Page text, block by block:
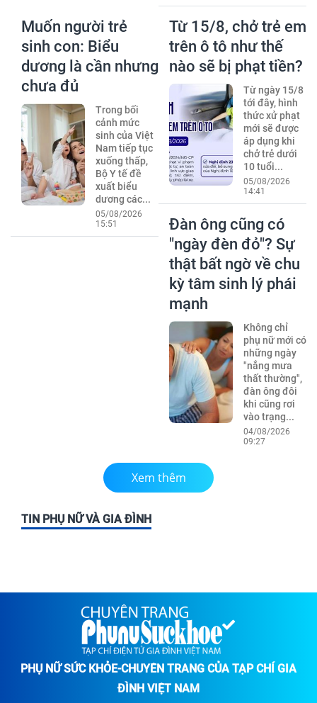
Muốn người trẻ
sinh con: Biểu
dương là cần nhưng
chưa đủ
Trong bối
cảnh mức
sinh của Việt
Nam tiếp tục
xuống thấp,
Bộ Y tế đề
xuất biểu
dương các...
05/08/2026
15:51
Từ 15/8, chở trẻ em
trên ô tô như thế
nào sẽ bị phạt tiền?
Từ ngày 15/8
tới đây, hình
thức xử phạt
mới sẽ được
áp dụng khi
chở trẻ dưới
10 tuổi...
05/08/2026
14:41
Đàn ông cũng có
"ngày đèn đỏ"? Sự
thật bất ngờ về chu
kỳ tâm sinh lý phái
mạnh
Không chỉ
phụ nữ mới có
những ngày
"nắng mưa
thất thường",
đàn ông đôi
khi cũng rơi
vào trạng...
04/08/2026
09:27
Xem thêm
TIN PHỤ NỮ VÀ GIA ĐÌNH
PHỤ NỮ SỨC KHỎE-CHUYÊN TRANG CỦA TẠP CHÍ GIA
ĐÌNH VIỆT NAM